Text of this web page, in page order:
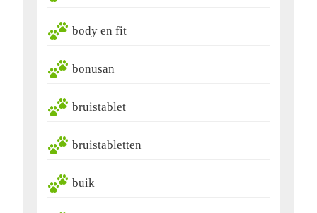
body en fit
bonusan
bruistablet
bruistabletten
buik